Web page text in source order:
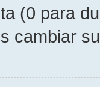
(0 para
cambiar